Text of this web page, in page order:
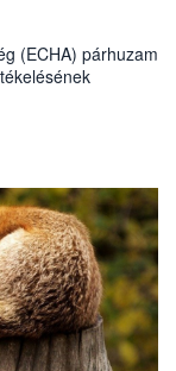
(ECHA) párhuzamos